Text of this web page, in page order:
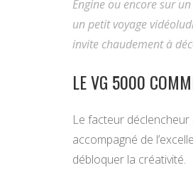
Engine ou encore sur
un petit voyage
invite chaudement à
LE VG 5000
Le facteur déclencheur
accompagné de
débloquer la créativité.